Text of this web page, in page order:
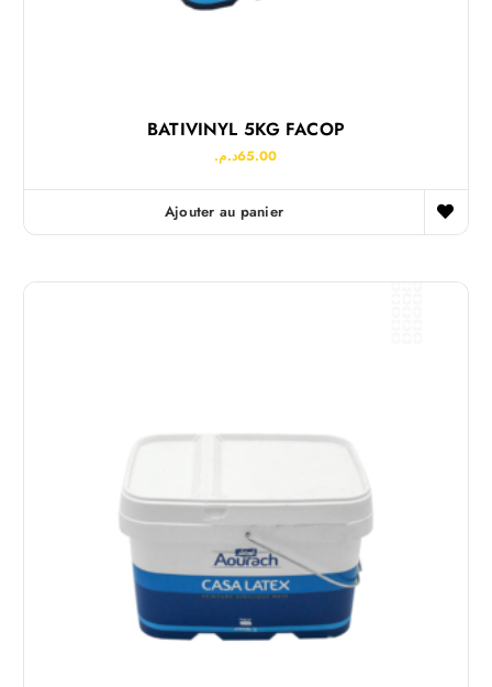
BATIVINYL 5KG FACOP
65.00د.م.
Ajouter au panier